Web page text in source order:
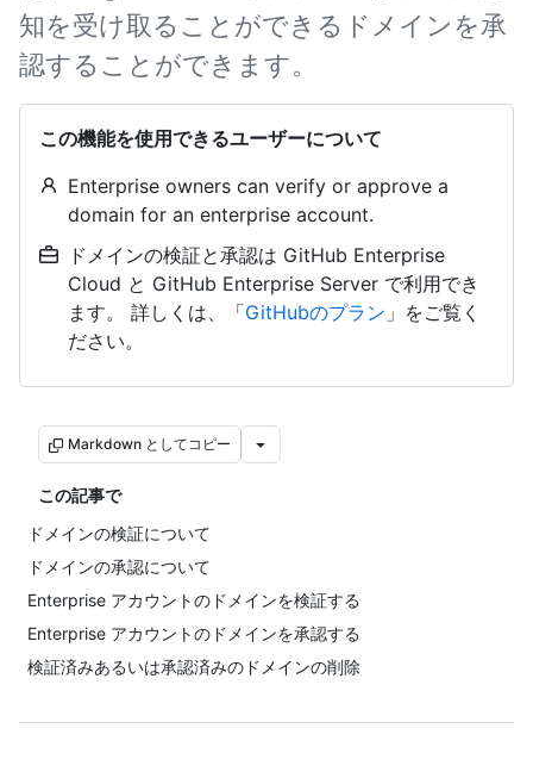
知を受け取ることができるドメインを承
認することができます。
この機能を使用できるユーザーについて
Enterprise owners can verify or approve a
domain for an enterprise account.
ドメインの検証と承認は GitHub Enterprise
Cloud と GitHub Enterprise Server で利用でき
ます。 詳しくは、「GitHubのプラン 」をご覧く
ださい。
Markdown としてコピー
この記事で
ドメインの検証について
ドメインの承認について
Enterprise アカウントのドメインを検証する
Enterprise アカウントのドメインを承認する
検証済みあるいは承認済みのドメインの削除